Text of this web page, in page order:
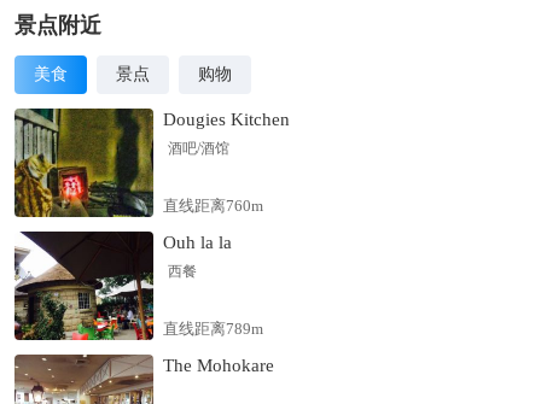
景点附近
美食 景点 购物
Dougies Kitchen
酒吧/酒馆
直线距离760m
Ouh la la
西餐
直线距离789m
The Mohokare